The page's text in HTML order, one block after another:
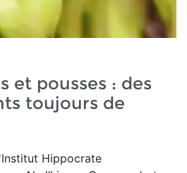
et pousses : des
toujours de
Hippocrate